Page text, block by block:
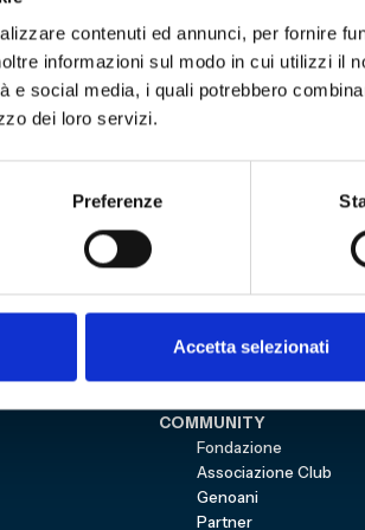
contenuti ed annunci, per fornire
informazioni sul modo in cui utilizzi il
e social media, i quali potrebbero
dei loro servizi.
Preferenze
Accetta selezionati
Link per iscriversiqui
Mostre e percorsi
Genoa CFC
COMMUNITY
Fondazione
Associazione Club
Genoani
Partner